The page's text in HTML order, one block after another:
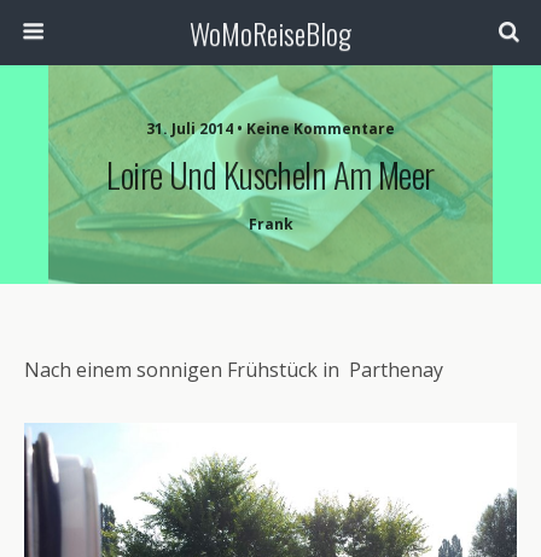
WoMoReiseBlog
31. Juli 2014 • Keine Kommentare
Loire Und Kuscheln Am Meer
Frank
Nach einem sonnigen Frühstück in Parthenay